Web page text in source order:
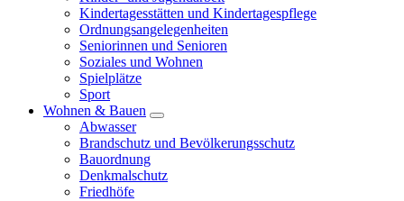
Kindertagesstätten und Kindertagespflege
Ordnungsangelegenheiten
Seniorinnen und Senioren
Soziales und Wohnen
Spielplätze
Sport
Wohnen & Bauen
Abwasser
Brandschutz und Bevölkerungsschutz
Bauordnung
Denkmalschutz
Friedhöfe